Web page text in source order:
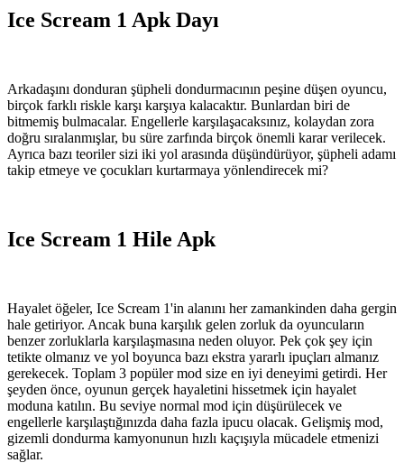
Ice Scream 1 Apk Dayı
Arkadaşını donduran şüpheli dondurmacının peşine düşen oyuncu,
birçok farklı riskle karşı karşıya kalacaktır. Bunlardan biri de
bitmemiş bulmacalar. Engellerle karşılaşacaksınız, kolaydan zora
doğru sıralanmışlar, bu süre zarfında birçok önemli karar verilecek.
Ayrıca bazı teoriler sizi iki yol arasında düşündürüyor, şüpheli adamı
takip etmeye ve çocukları kurtarmaya yönlendirecek mi?
Ice Scream 1 Hile Apk
Hayalet öğeler, Ice Scream 1'in alanını her zamankinden daha gergin
hale getiriyor. Ancak buna karşılık gelen zorluk da oyuncuların
benzer zorluklarla karşılaşmasına neden oluyor. Pek çok şey için
tetikte olmanız ve yol boyunca bazı ekstra yararlı ipuçları almanız
gerekecek. Toplam 3 popüler mod size en iyi deneyimi getirdi. Her
şeyden önce, oyunun gerçek hayaletini hissetmek için hayalet
moduna katılın. Bu seviye normal mod için düşürülecek ve
engellerle karşılaştığınızda daha fazla ipucu olacak. Gelişmiş mod,
gizemli dondurma kamyonunun hızlı kaçışıyla mücadele etmenizi
sağlar.